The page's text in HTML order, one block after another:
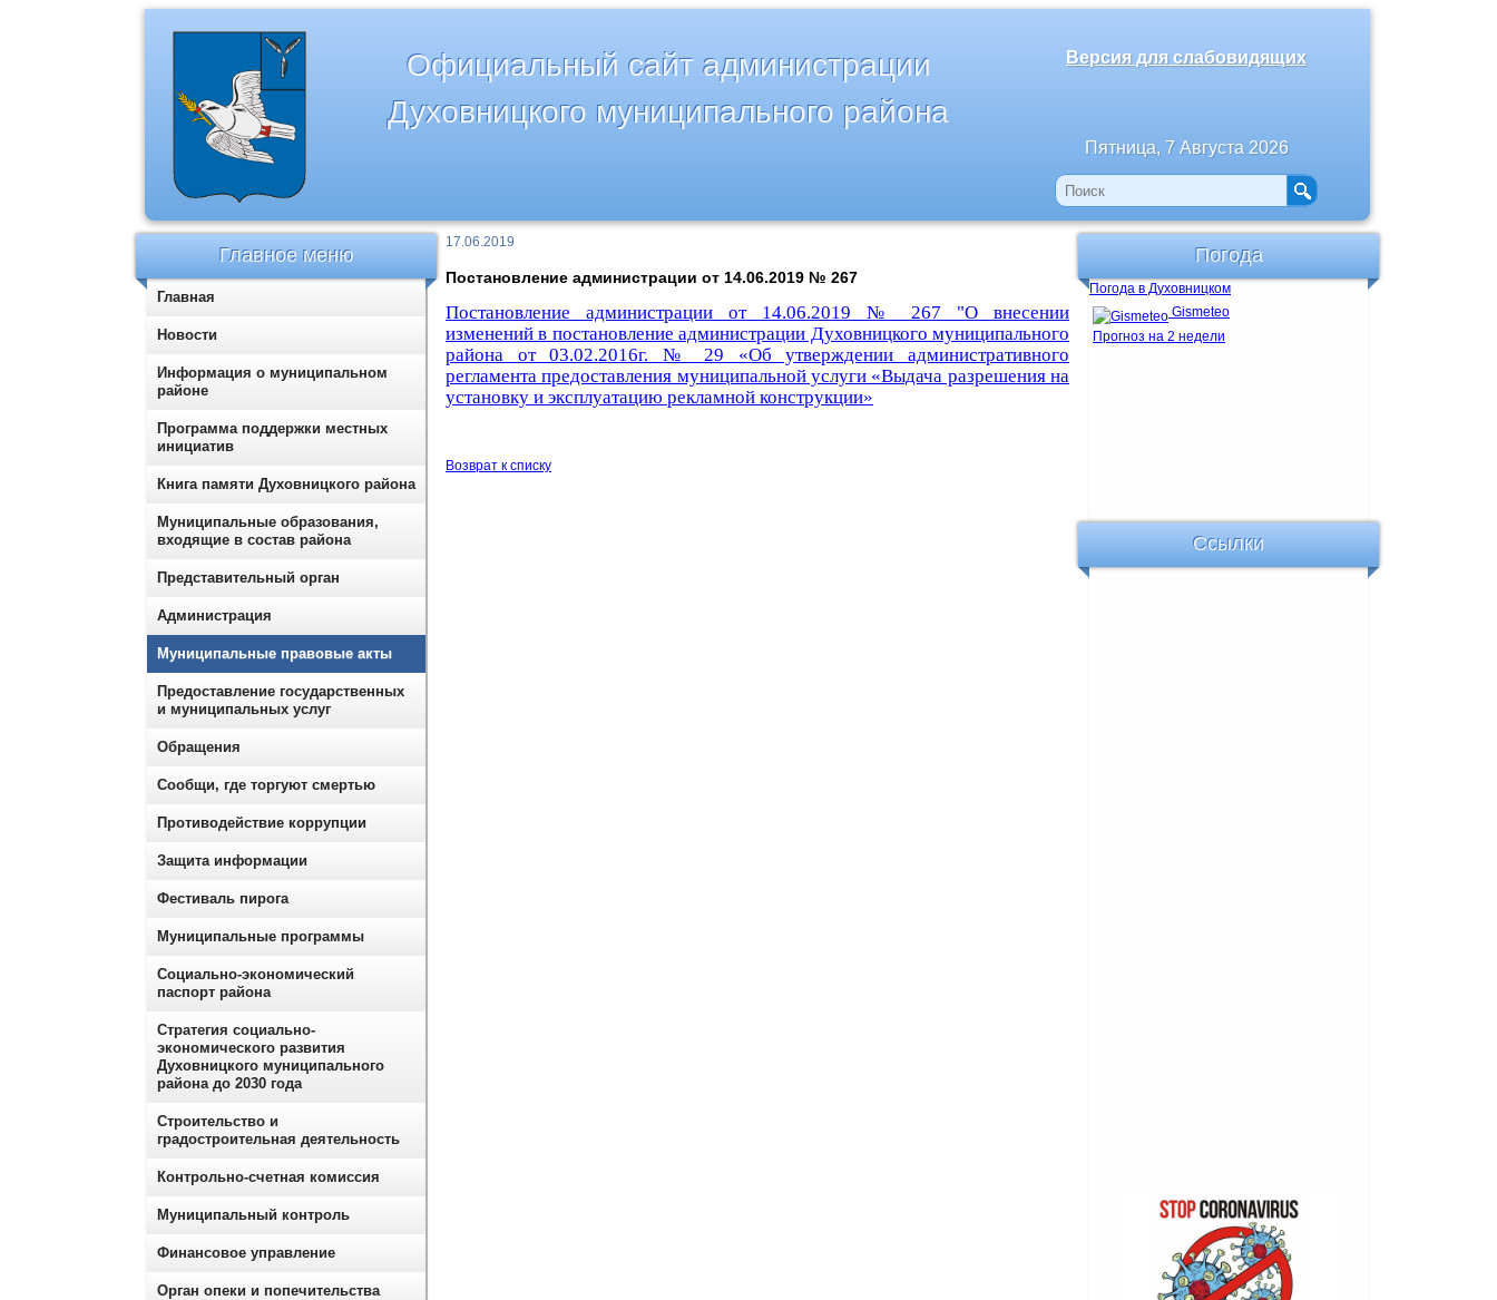
Официальный сайт администрации
Духовницкого муниципального района
Версия для слабовидящих
Пятница, 7 Августа 2026
17.06.2019
Постановление администрации от 14.06.2019 № 267
Постановление администрации от 14.06.2019 № 267 "О внесении
изменений в постановление администрации Духовницкого муниципального
района от 03.02.2016г. № 29 «Об утверждении административного
регламента предоставления муниципальной услуги «Выдача разрешения на
установку и эксплуатацию рекламной конструкции»
Возврат к списку
Главное меню
Главная
Новости
Информация о муниципальном
районе
Программа поддержки местных
инициатив
Книга памяти Духовницкого района
Муниципальные образования,
входящие в состав района
Представительный орган
Администрация
Муниципальные правовые акты
Предоставление государственных
и муниципальных услуг
Обращения
Сообщи, где торгуют смертью
Противодействие коррупции
Защита информации
Фестиваль пирога
Муниципальные программы
Социально-экономический
паспорт района
Стратегия социально-
экономического развития
Духовницкого муниципального
района до 2030 года
Строительство и
градостроительная деятельность
Контрольно-счетная комиссия
Муниципальный контроль
Финансовое управление
Орган опеки и попечительства
Погода
Погода в Духовницком
Gismeteo
Прогноз на 2 недели
Ссылки